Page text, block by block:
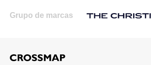
Grupo de marcas